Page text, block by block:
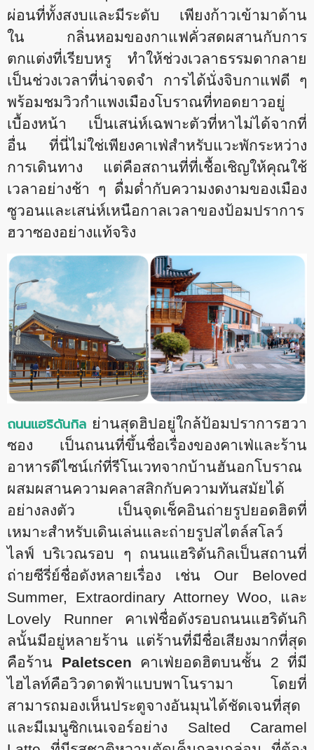
ผ่อนที่ทั้งสงบและมีระดับ เพียงก้าวเข้ามาด้าน
ใน กลิ่นหอมของกาแฟคั่วสดผสานกับการ
ตกแต่งที่เรียบหรู ทำให้ช่วงเวลาธรรมดากลาย
เป็นช่วงเวลาที่น่าจดจำ การได้นั่งจิบกาแฟดี ๆ
พร้อมชมวิวกำแพงเมืองโบราณที่ทอดยาวอยู่
เบื้องหน้า เป็นเสน่ห์เฉพาะตัวที่หาไม่ได้จากที่
อื่น ที่นี่ไม่ใช่เพียงคาเฟ่สำหรับแวะพักระหว่าง
การเดินทาง แต่คือสถานที่ที่เชื้อเชิญให้คุณใช้
เวลาอย่างช้า ๆ ดื่มด่ำกับความงดงามของเมือง
ซูวอนและเสน่ห์เหนือกาลเวลาของป้อมปราการ
ฮวาซองอย่างแท้จริง
ถนนแฮริดันกิล ย่านสุดฮิปอยู่ใกล้ป้อมปราการฮวา
ซอง เป็นถนนที่ขึ้นชื่อเรื่องของคาเฟ่และร้าน
อาหารดีไซน์เก๋ที่รีโนเวทจากบ้านฮันอกโบราณ
ผสมผสานความคลาสสิกกับความทันสมัยได้
อย่างลงตัว เป็นจุดเช็คอินถ่ายรูปยอดฮิตที่
เหมาะสำหรับเดินเล่นและถ่ายรูปสไตล์สโลว์
ไลฟ์ บริเวณรอบ ๆ ถนนแฮริดันกิลเป็นสถานที่
ถ่ายซีรี่ย์ชื่อดังหลายเรื่อง เช่น Our Beloved
Summer, Extraordinary Attorney Woo, และ
Lovely Runner คาเฟ่ชื่อดังรอบถนนแฮริดันกิ
ลนั้นมีอยู่หลายร้าน แต่ร้านที่มีชื่อเสียงมากที่สุด
คือร้าน Paletscen คาเฟ่ยอดฮิตบนชั้น 2 ที่มี
ไฮไลท์คือวิวดาดฟ้าแบบพาโนรามา โดยที่
สามารถมองเห็นประตูจางอันมุนได้ชัดเจนที่สุด
และมีเมนูซิกเนเจอร์อย่าง Salted Caramel